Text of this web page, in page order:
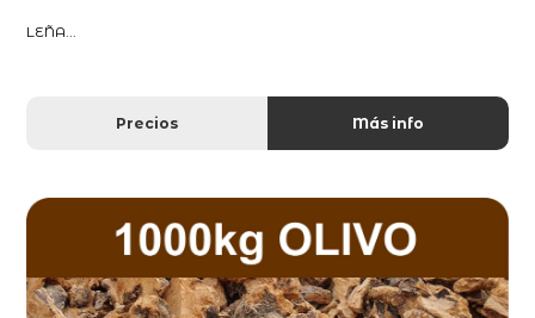
LEÑA...
Precios Más info